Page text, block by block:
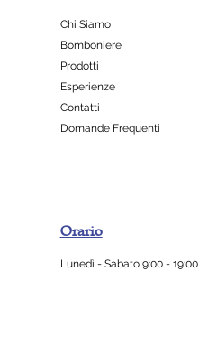
Chi Siamo
Bomboniere
Prodotti
Esperienze
Contatti
Domande Frequenti
Orario
Lunedì - Sabato 9:00 - 19:00